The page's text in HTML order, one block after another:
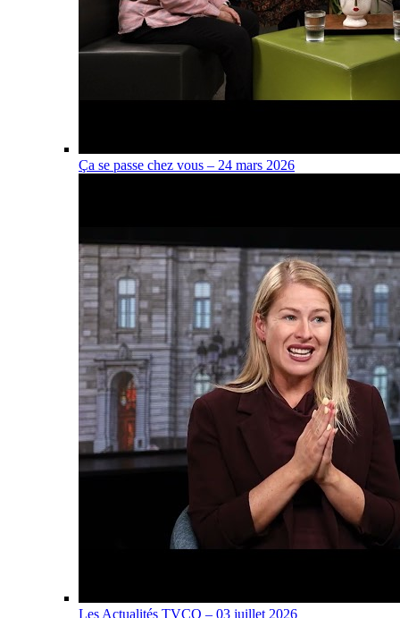
Ça se passe chez vous – 24 mars 2026
Les Actualités TVCO – 03 juillet 2026